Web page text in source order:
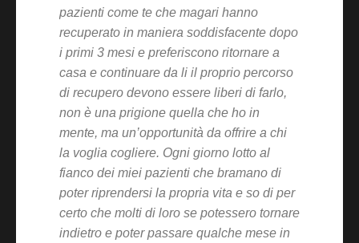
pazienti come te che magari hanno
recuperato in maniera soddisfacente dopo
i primi 3 mesi e preferiscono ritornare a
casa e continuare da li il proprio percorso
di recupero devono essere liberi di farlo,
non è una prigione quella che ho in
mente, ma un’opportunità da offrire a chi
la voglia cogliere. Ogni giorno lotto al
fianco dei miei pazienti che bramano di
poter riprendersi la propria vita e so di per
certo che molti di loro se potessero tornare
indietro e poter passare qualche mese in